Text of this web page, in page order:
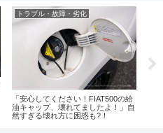
トラブル・故障・劣化
「安心してください！FIAT500の給
油キャップ、壊れてましたよ！」自
然すぎる壊れ方に困惑も?！